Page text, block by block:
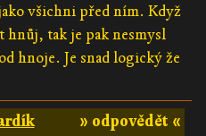
všichni před ním. Když
hnůj, tak je pak nesmysl
hnoje. Je snad logický že
» odpovědět «